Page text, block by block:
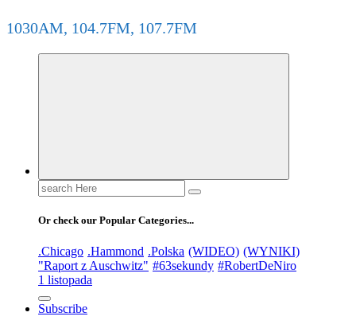
1030AM, 104.7FM, 107.7FM
Search
for:
Or check our Popular Categories...
.Chicago .Hammond .Polska (WIDEO) (WYNIKI)
"Raport z Auschwitz" #63sekundy #RobertDeNiro
1 listopada
Subscribe